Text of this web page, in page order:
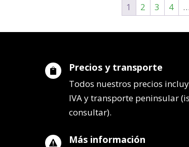
1 2 3 4 …
 Precios y transporte
Todos nuestros precios
IVA y transporte peninsular
consultar).
 Más información